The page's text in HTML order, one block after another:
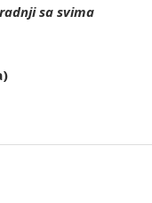
sa svima